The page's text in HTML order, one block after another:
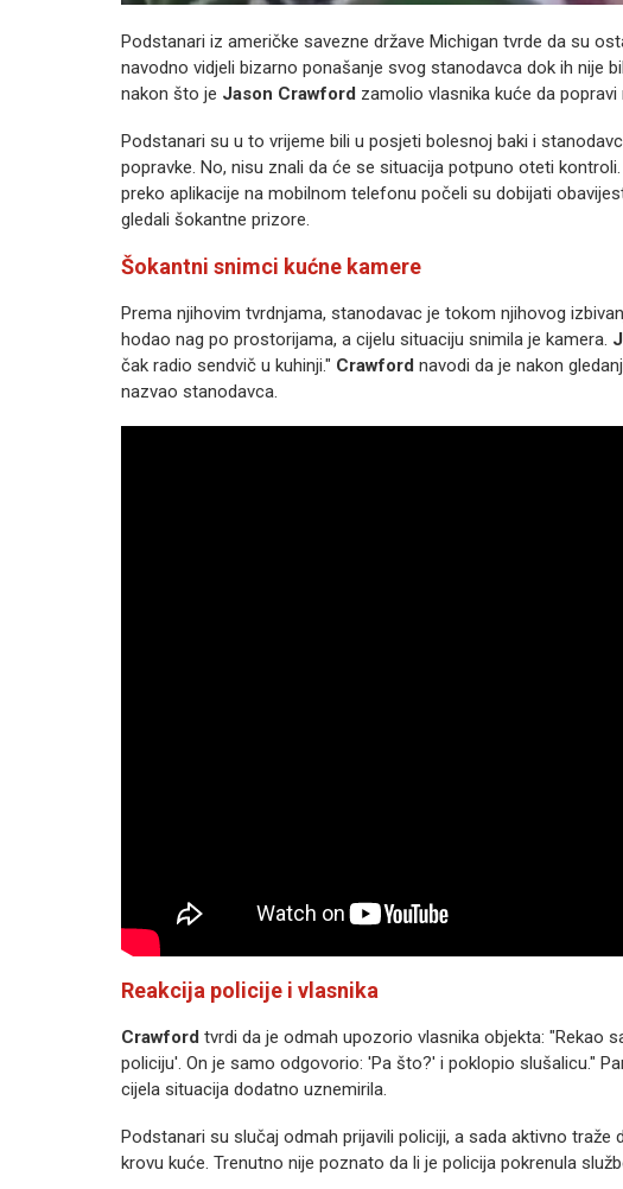
Podstanari iz američke savezne države Michigan tvrde da su
navodno vidjeli bizarno ponašanje svog stanodavca dok ih nije
nakon što je Jason Crawford zamolio vlasnika kuće da
Podstanari su u to vrijeme bili u posjeti bolesnoj baki i
popravke. No, nisu znali da će se situacija potpuno oteti
preko aplikacije na mobilnom telefonu počeli su dobijati
gledali šokantne prizore.
Šokantni snimci kućne kamere
Prema njihovim tvrdnjama, stanodavac je tokom njihovog
hodao nag po prostorijama, a cijelu situaciju snimila je kamera.
čak radio sendvič u kuhinji." Crawford navodi da je nakon
nazvao stanodavca.
Reakcija policije i vlasnika
Crawford tvrdi da je odmah upozorio vlasnika objekta: "Rekao
policiju'. On je samo odgovorio: 'Pa što?' i poklopio slušalicu."
cijela situacija dodatno uznemirila.
Podstanari su slučaj odmah prijavili policiji, a sada aktivno
krovu kuće. Trenutno nije poznato da li je policija pokrenula